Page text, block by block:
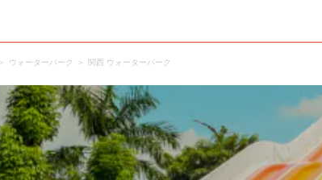
ウォーターパーク 関西 ウォーターパーク